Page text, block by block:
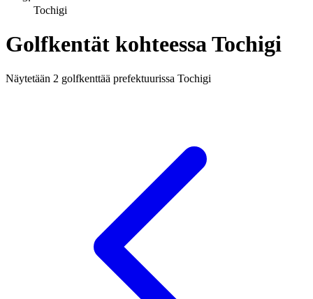
Tochigi
Golfkentät kohteessa Tochigi
Näytetään 2 golfkenttää prefektuurissa Tochigi